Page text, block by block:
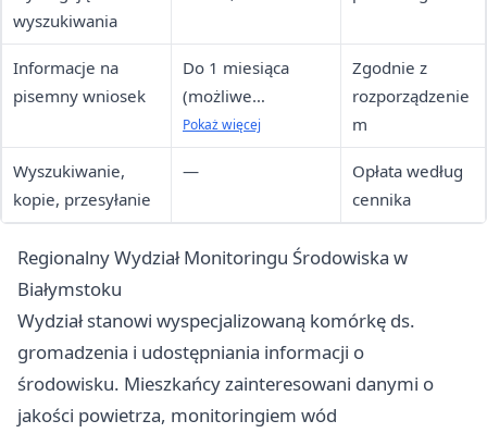
wyszukiwania
Informacje na
pisemny wniosek
Do 1 miesiąca
(możliwe
przedłużenie do 2
miesięcy przy
skomplikowanych
Pokaż więcej
Zgodnie z
rozporządzenie
m
Wyszukiwanie,
kopie, przesyłanie
—
Opłata według
cennika
Regionalny Wydział Monitoringu Środowiska w
Białymstoku
Wydział stanowi wyspecjalizowaną komórkę ds.
gromadzenia i udostępniania informacji o
środowisku. Mieszkańcy zainteresowani danymi o
jakości powietrza, monitoringiem wód